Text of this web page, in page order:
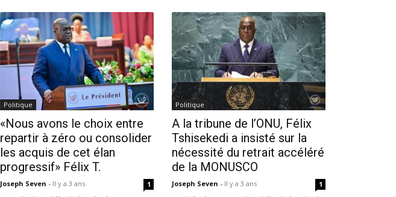
Politique
«Nous avons le choix entre
repartir à zéro ou consolider
les acquis de cet élan
progressif» Félix T.
Joseph Seven - Il y a 3 ans 1
Politique
A la tribune de l’ONU, Félix
Tshisekedi a insisté sur la
nécessité du retrait accéléré
de la MONUSCO
Joseph Seven - Il y a 3 ans 1